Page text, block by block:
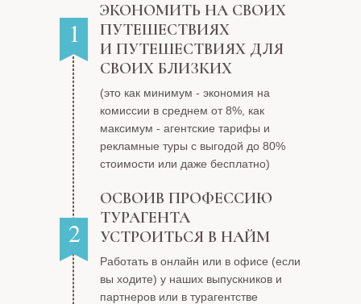
ЭКОНОМИТЬ НА СВОИХ
ПУТЕШЕСТВИЯХ
И ПУТЕШЕСТВИЯХ ДЛЯ
СВОИХ БЛИЗКИХ
ОСВОИВ ПРОФЕССИЮ
ТУРАГЕНТА
УСТРОИТЬСЯ В НАЙМ
(это как минимум - экономия на
комиссии в среднем от 8%, как
максимум - агентские тарифы и
рекламные туры с выгодой до 80%
стоимости или даже бесплатно)
1
2
Работать в онлайн или в офисе (если
вы ходите) у наших выпускников и
партнеров или в турагентстве